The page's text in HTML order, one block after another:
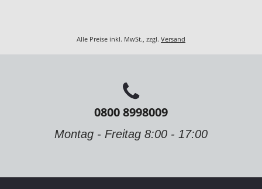
Alle Preise inkl. MwSt., zzgl. Versand
0800 8998009
Montag - Freitag 8:00 - 17:00